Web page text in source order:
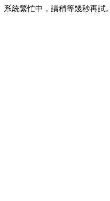
系統繁忙中，請稍等幾秒再試。